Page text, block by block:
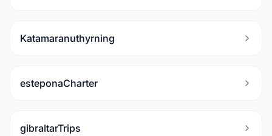
Katamaranuthyrning
esteponaCharter
gibraltarTrips